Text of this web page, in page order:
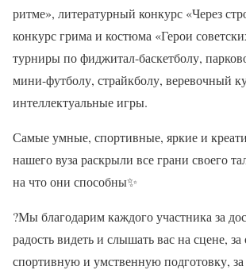
ритме», литературный конкурс «Через
конкурс грима и костюма «Герои
турниры по фиджитал-баскетболу,
мини-футболу, страйкболу, веревочный
интеллектуальные игры.
Самые умные, спортивные, яркие и
нашего вуза раскрыли все грани своего
на что они способны✨
?Мы благодарим каждого участника за
радость видеть и слышать вас на сцене,
спортивную и умственную подготовку, за